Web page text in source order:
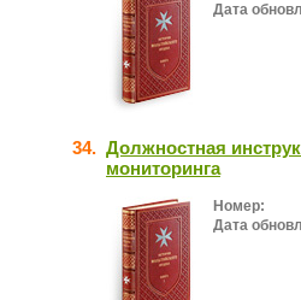
Дата
34. Должностная
мониторинга
Номер:
Дата